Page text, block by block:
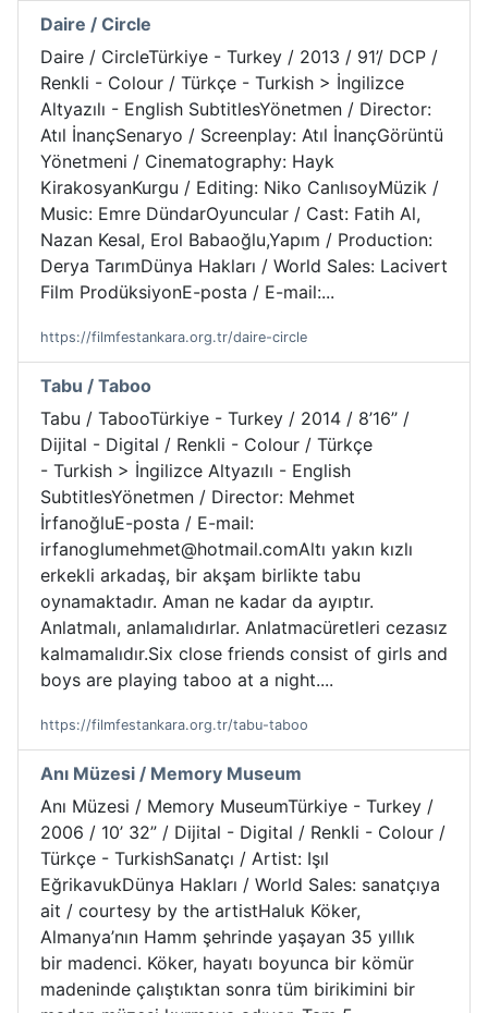
Daire / Circle
Daire / CircleTürkiye - Turkey / 2013 / 91’/ DCP /
Renkli - Colour / Türkçe - Turkish > İngilizce
Altyazılı - English SubtitlesYönetmen / Director:
Atıl İnançSenaryo / Screenplay: Atıl İnançGörüntü
Yönetmeni / Cinematography: Hayk
KirakosyanKurgu / Editing: Niko CanlısoyMüzik /
Music: Emre DündarOyuncular / Cast: Fatih Al,
Nazan Kesal, Erol Babaoğlu,Yapım / Production:
Derya TarımDünya Hakları / World Sales: Lacivert
Film ProdüksiyonE-posta / E-mail:...
https://filmfestankara.org.tr/daire-circle
Tabu / Taboo
Tabu / TabooTürkiye - Turkey / 2014 / 8’16’’ /
Dijital - Digital / Renkli - Colour / Türkçe
- Turkish > İngilizce Altyazılı - English
SubtitlesYönetmen / Director: Mehmet
İrfanoğluE-posta / E-mail:
irfanoglumehmet@hotmail.comAltı yakın kızlı
erkekli arkadaş, bir akşam birlikte tabu
oynamaktadır. Aman ne kadar da ayıptır.
Anlatmalı, anlamalıdırlar. Anlatmacüretleri cezasız
kalmamalıdır.Six close friends consist of girls and
boys are playing taboo at a night....
https://filmfestankara.org.tr/tabu-taboo
Anı Müzesi / Memory Museum
Anı Müzesi / Memory MuseumTürkiye - Turkey /
2006 / 10’ 32” / Dijital - Digital / Renkli - Colour /
Türkçe - TurkishSanatçı / Artist: Işıl
EğrikavukDünya Hakları / World Sales: sanatçıya
ait / courtesy by the artistHaluk Köker,
Almanya’nın Hamm şehrinde yaşayan 35 yıllık
bir madenci. Köker, hayatı boyunca bir kömür
madeninde çalıştıktan sonra tüm birikimini bir